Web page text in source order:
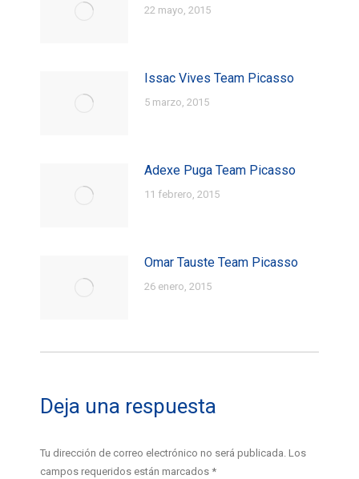
22 mayo, 2015
Issac Vives Team Picasso
5 marzo, 2015
Adexe Puga Team Picasso
11 febrero, 2015
Omar Tauste Team Picasso
26 enero, 2015
Deja una respuesta
Tu dirección de correo electrónico no será publicada. Los
campos requeridos están marcados *